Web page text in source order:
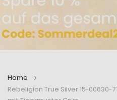
Home
Rebeligion True Silver 15-